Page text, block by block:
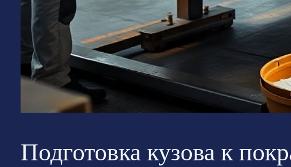
Подготовка кузова к